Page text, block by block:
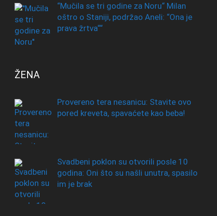
“Mučila se tri godine za Noru“ Milan
oštro o Staniji, podržao Aneli: “Ona je
prava žrtva““
ŽENA
Provereno tera nesanicu: Stavite ovo
pored kreveta, spavaćete kao beba!
Svadbeni poklon su otvorili posle 10
godina: Oni što su našli unutra, spasilo
im je brak